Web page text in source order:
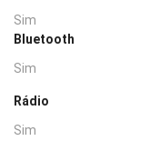
Sim
Bluetooth
Sim
Rádio
Sim